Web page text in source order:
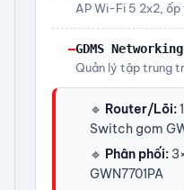
AP Wi-Fi 5 2x2,
—GDMS Networking
Quản lý tập trung
🔹 Router/Lõi:
Switch gom
🔹 Phân phối:
GWN7701PA